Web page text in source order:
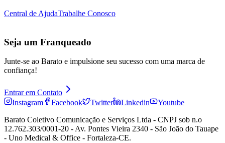
Central de AjudaTrabalhe Conosco
Seja um Franqueado
Junte-se ao Barato e impulsione seu sucesso com uma marca de
confiança!
Entrar em Contato
Instagram
Facebook Twitter Linkedin
Youtube
Barato Coletivo Comunicação e Serviços Ltda - CNPJ sob n.o
12.762.303/0001-20 - Av. Pontes Vieira 2340 - São João do Tauape
- Uno Medical & Office - Fortaleza-CE.